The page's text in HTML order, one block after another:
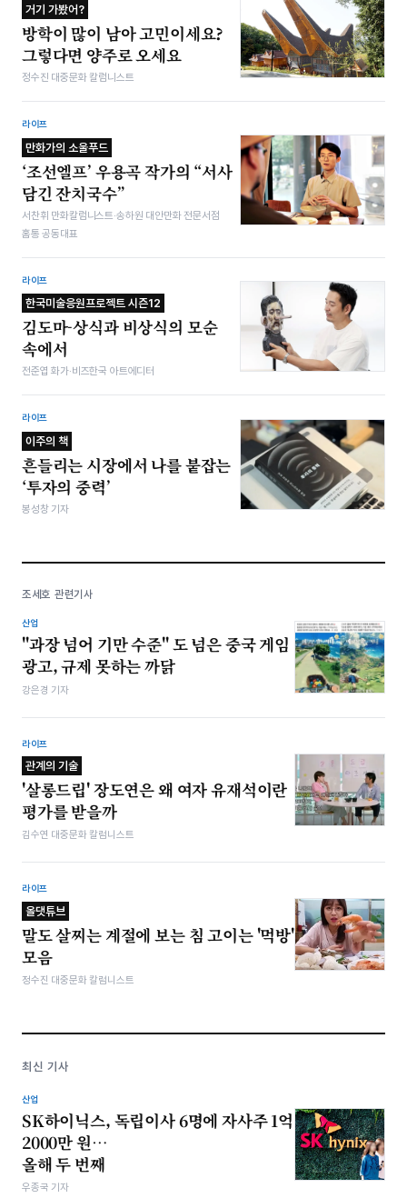
거기 가봤어?
방학이 많이 남아 고민이세요?
그렇다면 양주로 오세요
정수진 대중문화 칼럼니스트
라이프
만화가의 소울푸드
‘조선엘프’ 우용곡 작가의 “서사
담긴 잔치국수”
서찬휘 만화칼럼니스트·송하원 대안만화 전문서점
홈통 공동대표
라이프
한국미술응원프로젝트 시즌12
김도마-상식과 비상식의 모순
속에서
전준엽 화가·비즈한국 아트에디터
라이프
이주의 책
흔들리는 시장에서 나를 붙잡는
‘투자의 중력’
봉성창 기자
조세호 관련기사
산업
"과장 넘어 기만 수준" 도 넘은 중국 게임
광고, 규제 못하는 까닭
강은경 기자
라이프
관계의 기술
'살롱드립' 장도연은 왜 여자 유재석이란
평가를 받을까
김수연 대중문화 칼럼니스트
라이프
올댓튜브
말도 살찌는 계절에 보는 침 고이는 '먹방'
모음
정수진 대중문화 칼럼니스트
최신 기사
산업
SK하이닉스, 독립이사 6명에 자사주 1억
2000만 원…
올해 두 번째
우종국 기자